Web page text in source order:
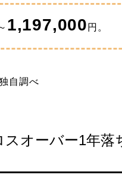
1,197,000 円。
自調べ
スオーバー1年